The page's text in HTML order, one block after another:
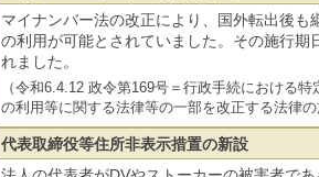
マイナンバー法の改正により、国外転出後も
の利用が可能とされていました。その施行期
れました。
（令和6.4.12 政令第169号＝行政手続における
の利用等に関する法律等の一部を改正する法律
代表取締役等住所非表示措置の新設